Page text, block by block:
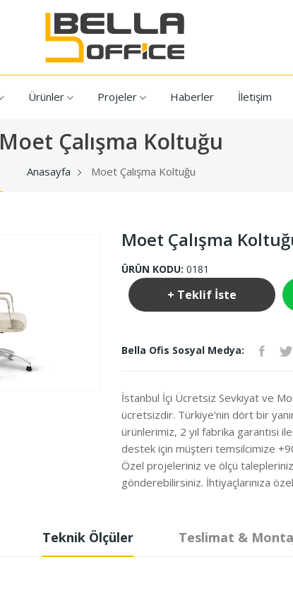
Ürünler Projeler Haberler İletişim
Moet Çalışma Koltuğu
Anasayfa Moet Çalışma Koltuğu
Moet Çalışma
ÜRÜN KODU: 0181
+ Teklif İste
Bella Ofis Sosyal Medya:
İstanbul İçi Ücretsiz Sevkiyat ve
ücretsizdir. Türkiye’nin dört bir
ürünlerimiz, 2 yıl fabrika garantisi
destek için müşteri temsilcimize
Özel projeleriniz ve ölçü
gönderebilirsiniz. İhtiyaçlarınıza
Teknik Ölçüler Teslimat &